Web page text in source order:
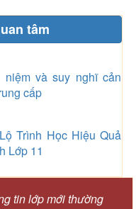
tâm
niệm và suy nghĩ cản
cấp
Trình Học Hiệu Quả
Lớp 11
tin lớp mới thường